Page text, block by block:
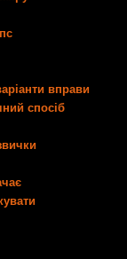
вправи
спосіб